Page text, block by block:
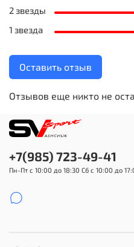
Отзывов еще никто не
2 звезды
1 звезда
Оставить отзыв
+7(985) 723-49-41
Пн-Пт с 10:00 до 18:30 Сб с 10:00 до